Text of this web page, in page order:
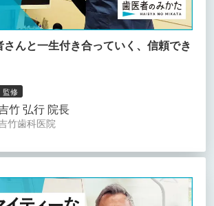
さんと一生付き合っていく、信頼でき
監修
竹 弘行 院長
竹歯科医院